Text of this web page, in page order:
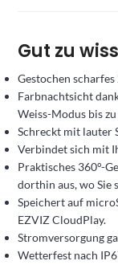
Gut zu
Gestochen
Farbnachtsicht
Weiss-Modus bis
Schreckt mit lauter
Verbindet sich mit
Praktisches 360°-
dorthin aus, wo Sie
Speichert auf
EZVIZ CloudPlay.
Stromversorgung
Wetterfest nach